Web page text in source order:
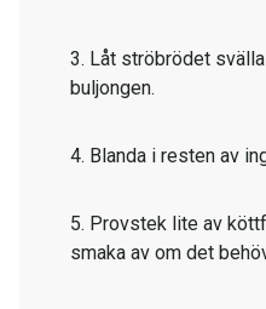
3. Låt ströbrödet
buljongen.
4. Blanda i resten av
5. Provstek lite av
smaka av om det